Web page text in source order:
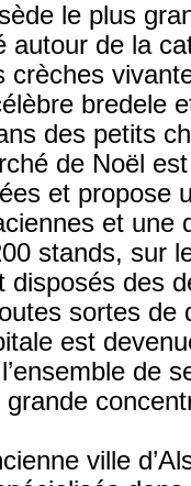
le plus
autour de la
crèches
bredele
des petits
de Noël
et propose
et une
stands, sur
disposés des
sortes de
est
de
ville